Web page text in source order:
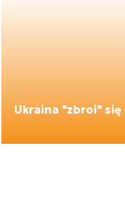
Ukraina "zbroi"